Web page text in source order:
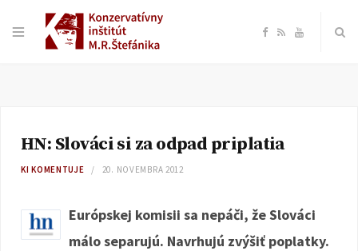
F
e
R Y
HN: Slováci si za odpad priplatia
KI KOMENTUJE 20. NOVEMBRA 2012
Európskej komisii sa nepáči, že Slováci
málo separujú. Navrhujú zvýšiť poplatky.